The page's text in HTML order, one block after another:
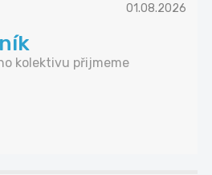
01.08.2026
kolektivu přijmeme